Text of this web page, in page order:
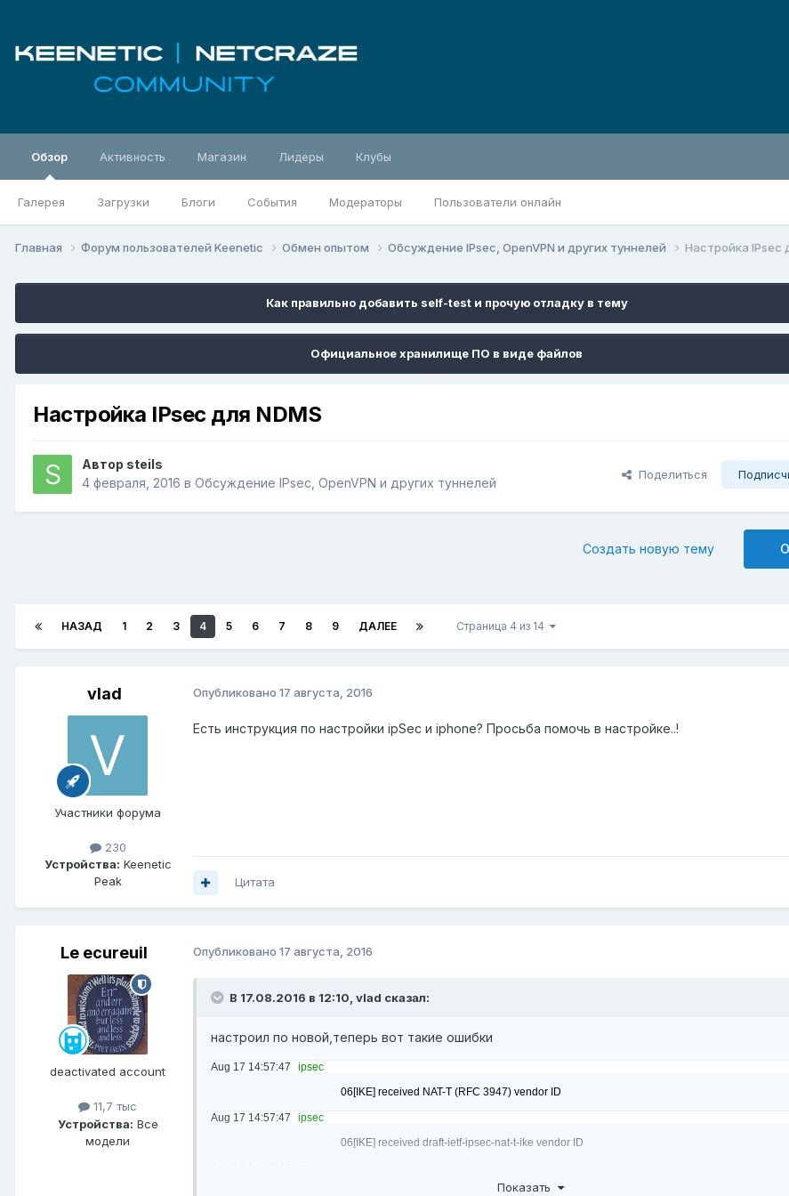
Обзор
Галерея Загрузки Блоги События Модераторы Пользователи онлайн
Активность Магазин Лидеры Клубы
Главная Форум пользователей Keenetic Обмен опытом Обсуждение IPsec, OpenVPN и других туннелей Настройка IPsec
Как правильно добавить self-test и прочую отладку в тему
Официальное хранилище ПО в виде файлов
Настройка IPsec для NDMS
Автор steils
4 февраля, 2016 в Обсуждение IPsec, OpenVPN и других туннелей
Поделиться
Создать новую тему
НАЗАД 1 2 3 4 5 6 7 8 9 ДАЛЕЕ Страница 4 из 14
vlad
Участники форума
230
Устройства: Keenetic
Peak
Опубликовано 17 августа, 2016
Есть инструкция по настройки ipSec и iphone? Просьба помочь в настройке..!
Цитата
Le ecureuil
deactivated account
11,7 тыс
Устройства: Все
модели
Опубликовано 17 августа, 2016
В 17.08.2016 в 12:10, vlad сказал:
настроил по новой,теперь вот такие ошибки
Aug 17 14:57:47
ipsec
Aug 17 14:57:47
ipsec
Показать